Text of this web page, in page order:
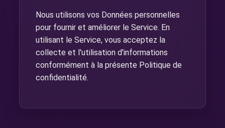
Nous utilisons vos Données personnelles
pour fournir et améliorer le Service. En
utilisant le Service, vous acceptez la
collecte et l'utilisation d'informations
conformément à la présente Politique de
confidentialité.